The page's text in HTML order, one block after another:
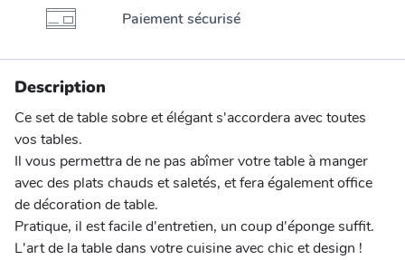
Paiement sécurisé
Description
Ce set de table sobre et élégant s'accordera avec toutes
vos tables.
Il vous permettra de ne pas abîmer votre table à manger
avec des plats chauds et saletés, et fera également office
de décoration de table.
Pratique, il est facile d'entretien, un coup d'éponge suffit.
L'art de la table dans votre cuisine avec chic et design !